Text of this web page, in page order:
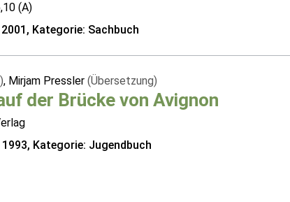
(A)
Kategorie: Sachbuch
, Mirjam Pressler (Übersetzung)
der Brücke von Avignon
Kategorie: Jugendbuch